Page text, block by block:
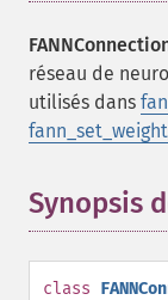
réseau de
utilisés dans
Synopsis
class